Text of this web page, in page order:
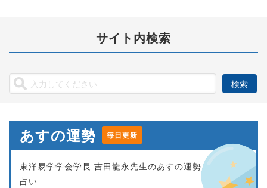
サイト内検索
あすの運勢 毎日更新
東洋易学学会学長 吉田龍永先生のあすの運勢
占い